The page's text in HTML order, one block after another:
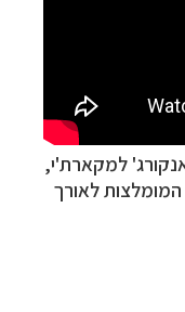
למקארת'י,
המומלצות לאורך